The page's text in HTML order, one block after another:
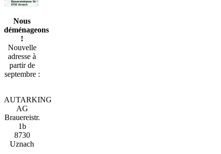
Nous
déménageons
!
Nouvelle
adresse à
partir de
septembre :
AUTARKING
AG
Brauereistr.
1b
8730
Uznach